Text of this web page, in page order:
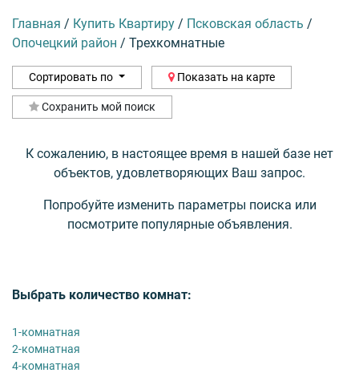
Главная / Купить Квартиру / Псковская область /
Опочецкий район / Трехкомнатные
Сортировать по Показать на карте
Сохранить мой поиск
К сожалению, в настоящее время в нашей базе нет
объектов, удовлетворяющих Ваш запрос.
Попробуйте изменить параметры поиска или
посмотрите популярные объявления.
Выбрать количество комнат:
1-комнатная
2-комнатная
4-комнатная